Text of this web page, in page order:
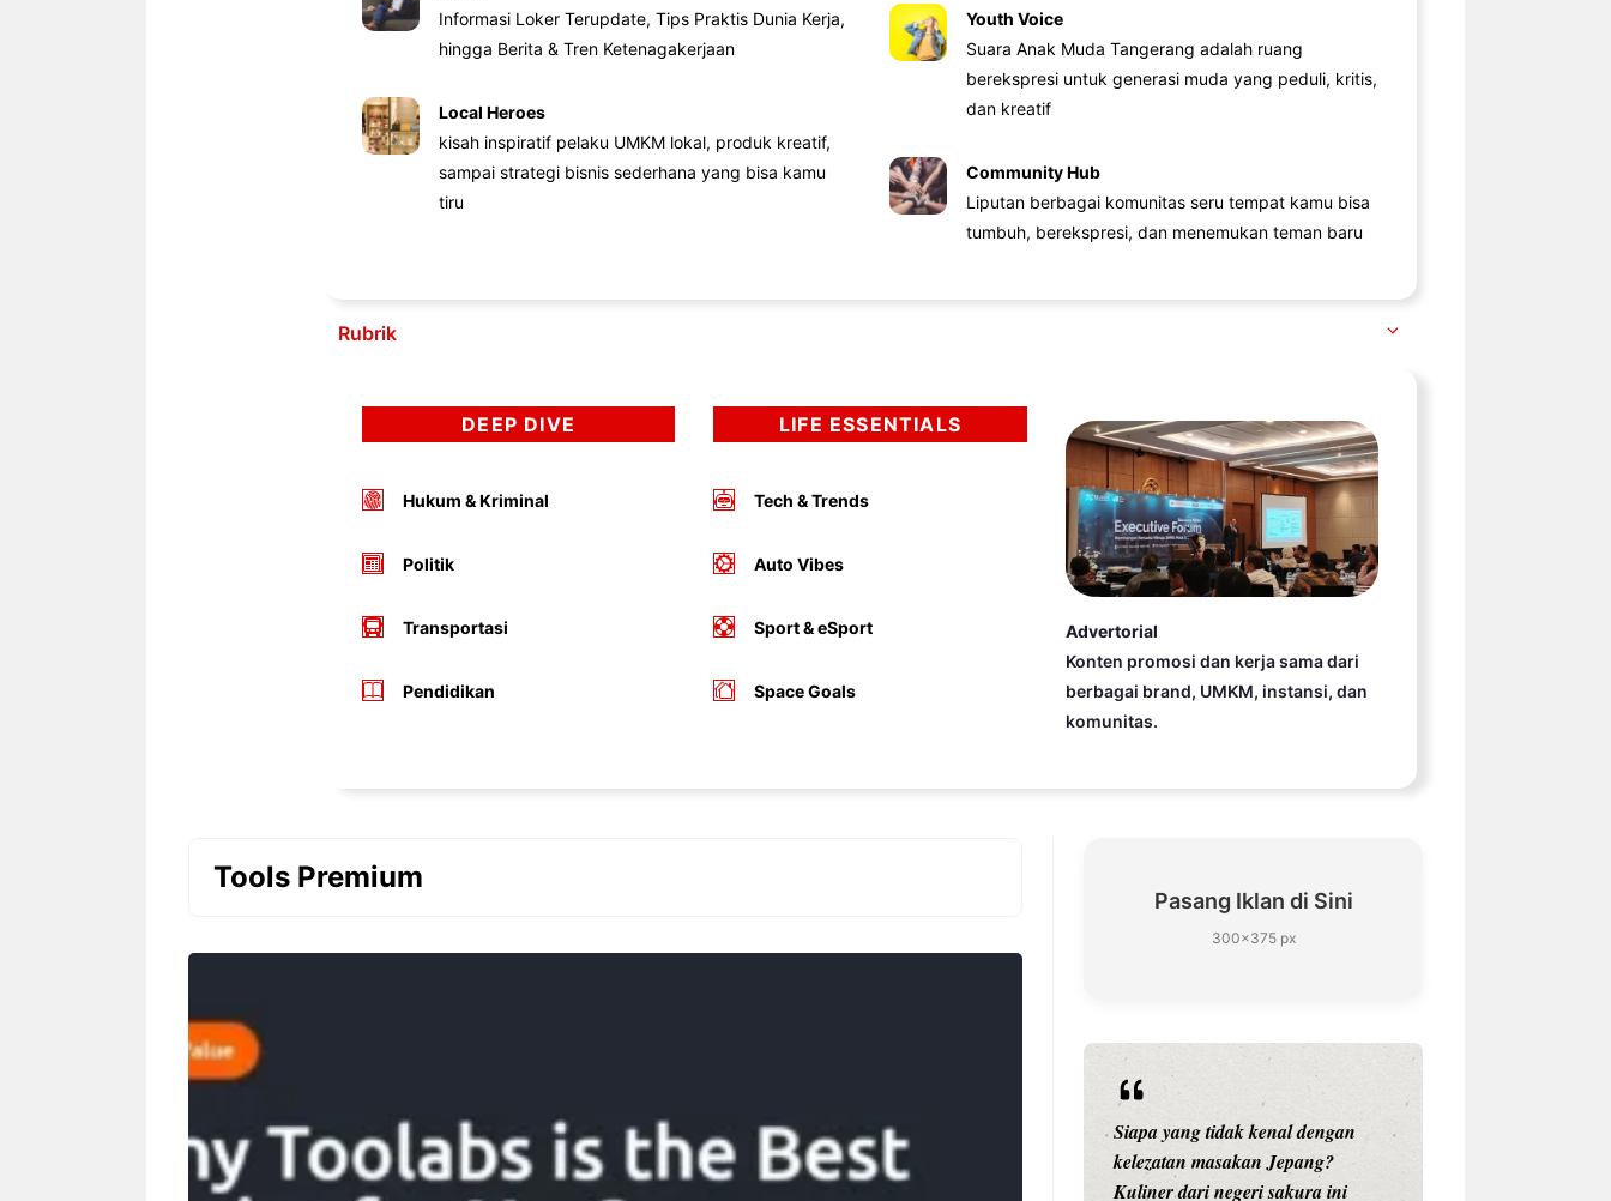
Informasi Loker Terupdate, Tips Praktis Dunia Kerja,
hingga Berita & Tren Ketenagakerjaan
Local Heroes
kisah inspiratif pelaku UMKM lokal, produk kreatif,
sampai strategi bisnis sederhana yang bisa kamu
tiru
Youth Voice
Suara Anak Muda Tangerang adalah ruang
berekspresi untuk generasi muda yang peduli, kritis,
dan kreatif
Community Hub
Liputan berbagai komunitas seru tempat kamu bisa
tumbuh, berekspresi, dan menemukan teman baru
Rubrik
DEEP DIVE
Hukum & Kriminal
Politik
Transportasi
Pendidikan
LIFE ESSENTIALS
Tech & Trends
Auto Vibes
Sport & eSport
Space Goals
Advertorial
Konten promosi dan kerja sama dari
berbagai brand, UMKM, instansi, dan
komunitas.
Tools Premium
Pasang Iklan di Sini
300×375 px
Siapa sangka, dua nama besar di
dunia hiburan, Nunung Srimulat
dan Vicky Prasetyo, kini merambah
Bandung – Menyambut pergantian
tahun 2026, restoran all you can
eat Kakkoii All You Can Eat
Pernah gak sih kamu mulai
ngerjain sesuatu cuma buat iseng-
iseng, eh ternyata malah jadi
Siapa yang tidak kenal dengan
kelezatan masakan Jepang?
Kuliner dari negeri sakura ini